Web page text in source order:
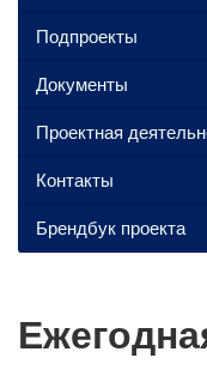
Подпроекты
Документы
Проектная
Контакты
Брендбук проекта